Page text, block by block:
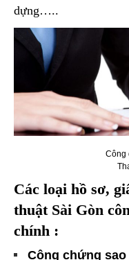
dựng…..
Công chứng , sao
Các loại hồ sơ,
thuật Sài Gòn
chính :
Công chứng